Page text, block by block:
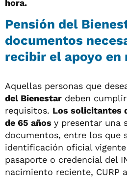
hora.
Pensión del
documentos
recibir el apoyo en
Aquellas personas que
del Bienestar deben
requisitos. Los solicitantes
de 65 años y presentar una
documentos, entre los que
identificación oficial vigente
pasaporte o credencial del
nacimiento reciente, CURP